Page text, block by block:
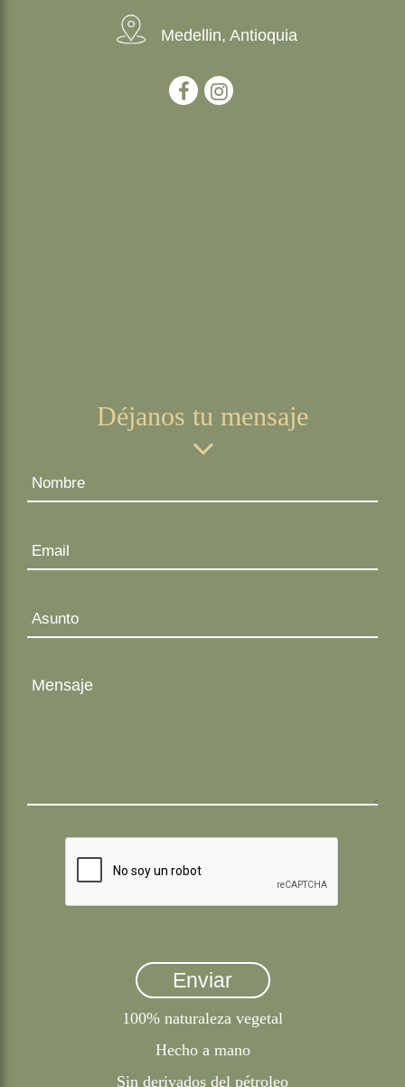
Medellin, Antioquia
– –
Déjanos tu mensaje
100% naturaleza vegetal
Hecho a mano
Sin derivados del pétroleo